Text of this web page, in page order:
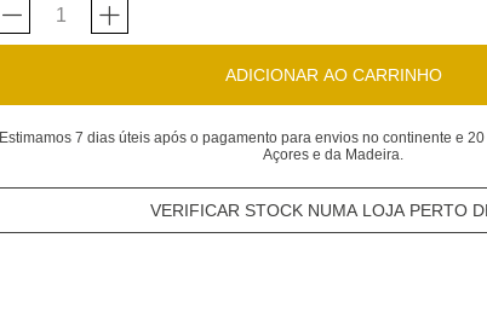
ADICIONAR AO CARRINHO
Estimamos 7 dias úteis após o pagamento para envios no continente e
Açores e da Madeira.
VERIFICAR STOCK NUMA LOJA PERTO